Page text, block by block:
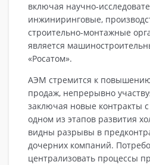
включая научно-
инжиниринговые,
строительно-монтажные
является
«Росатом».
АЭМ стремится к
продаж, непрерывно
заключая новые контракты
одном из этапов развития
видны разрывы в
дочерних компаний.
централизовать процессы